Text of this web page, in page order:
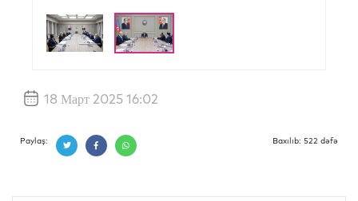
18 Март 2025 16:02
Paylaş: Baxılıb: 522 dəfə